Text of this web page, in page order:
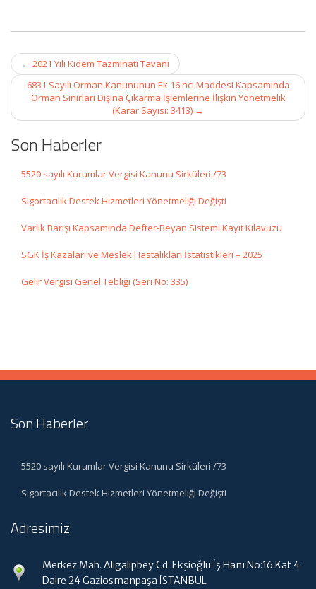
Post
navigation
← 2021 Yılı Kıdem Tazminatı Tavanı
6831 Sayılı Orman Kanununun Ek 16 ncı Maddesi Kapsamında
Orman Sınırları Dışına Çıkarma İşlemlerine İlişkin Yönetmelik
(Karar Sayısı: 3413) →
Son Haberler
5520 sayılı Kurumlar Vergisi Kanunu Sirküleri /73
Sigortacılık Destek Hizmetleri Yönetmeliği Değişti
Varlık Barışı Kapsamında Defter-Beyan Sistemi Kayıt Kılavuzu
SGK İş Kazaları ve Meslek Hastalıkları İstatistikleri – 2025
Gelir Vergisi Genel Tebliği (Seri No: 335)
Son Haberler
5520 sayılı Kurumlar Vergisi Kanunu Sirküleri /73
Sigortacılık Destek Hizmetleri Yönetmeliği Değişti
Adresimiz
Merkez Mah. Aligalipbey Cd. Ekşioğlu İş Hanı No:16 Kat 4
Daire 24 Gaziosmanpaşa İSTANBUL